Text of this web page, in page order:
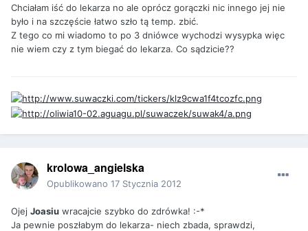
Chciałam iść do lekarza no ale oprócz gorączki nic innego jej nie
było i na szczęście łatwo szło tą temp. zbić.
Z tego co mi wiadomo to po 3 dniówce wychodzi wysypka więc
nie wiem czy z tym biegać do lekarza. Co sądzicie??
krolowa_angielska
Opublikowano 17 Stycznia 2012
Ojej Joasiu wracajcie szybko do zdrówka! :-*
Ja pewnie poszłabym do lekarza- niech zbada, sprawdzi,